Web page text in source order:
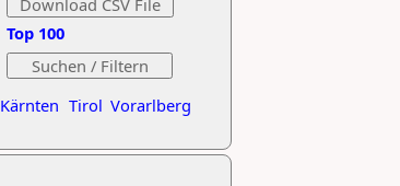
Kärnten Tirol Vorarlberg
Top 100